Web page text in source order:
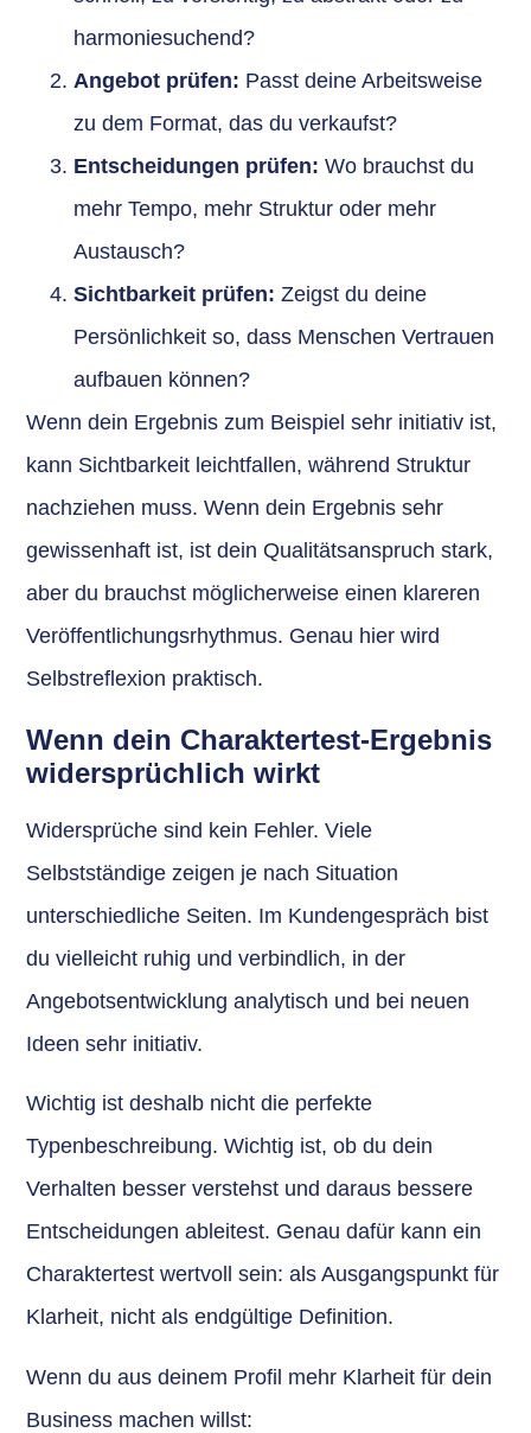
harmoniesuchend?
Angebot prüfen: Passt deine Arbeitsweise
zu dem Format, das du verkaufst?
Entscheidungen prüfen: Wo brauchst du
mehr Tempo, mehr Struktur oder mehr
Austausch?
Sichtbarkeit prüfen: Zeigst du deine
Persönlichkeit so, dass Menschen Vertrauen
aufbauen können?
Wenn dein Ergebnis zum Beispiel sehr initiativ ist,
kann Sichtbarkeit leichtfallen, während Struktur
nachziehen muss. Wenn dein Ergebnis sehr
gewissenhaft ist, ist dein Qualitätsanspruch stark,
aber du brauchst möglicherweise einen klareren
Veröffentlichungsrhythmus. Genau hier wird
Selbstreflexion praktisch.
Wenn dein Charaktertest-Ergebnis
widersprüchlich wirkt
Widersprüche sind kein Fehler. Viele
Selbstständige zeigen je nach Situation
unterschiedliche Seiten. Im Kundengespräch bist
du vielleicht ruhig und verbindlich, in der
Angebotsentwicklung analytisch und bei neuen
Ideen sehr initiativ.
Wichtig ist deshalb nicht die perfekte
Typenbeschreibung. Wichtig ist, ob du dein
Verhalten besser verstehst und daraus bessere
Entscheidungen ableitest. Genau dafür kann ein
Charaktertest wertvoll sein: als Ausgangspunkt für
Klarheit, nicht als endgültige Definition.
Wenn du aus deinem Profil mehr Klarheit für dein
Business machen willst: